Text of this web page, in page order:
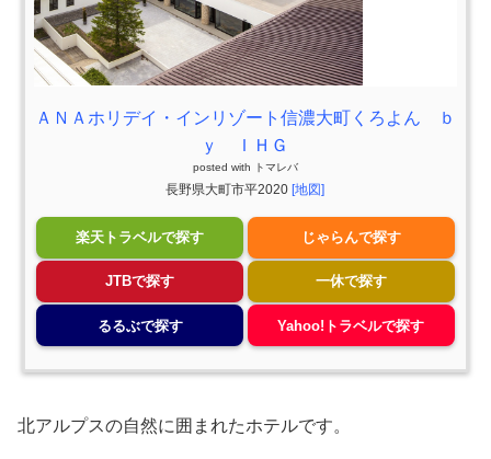
ＡＮＡホリデイ・インリゾート信濃大町くろよん ｂ
ｙ ＩＨＧ
posted with トマレバ
長野県大町市平2020 [地図]
楽天トラベルで探す じゃらんで探す
JTBで探す 一休で探す
るるぶで探す Yahoo!トラベルで探す
北アルプスの自然に囲まれたホテルです。